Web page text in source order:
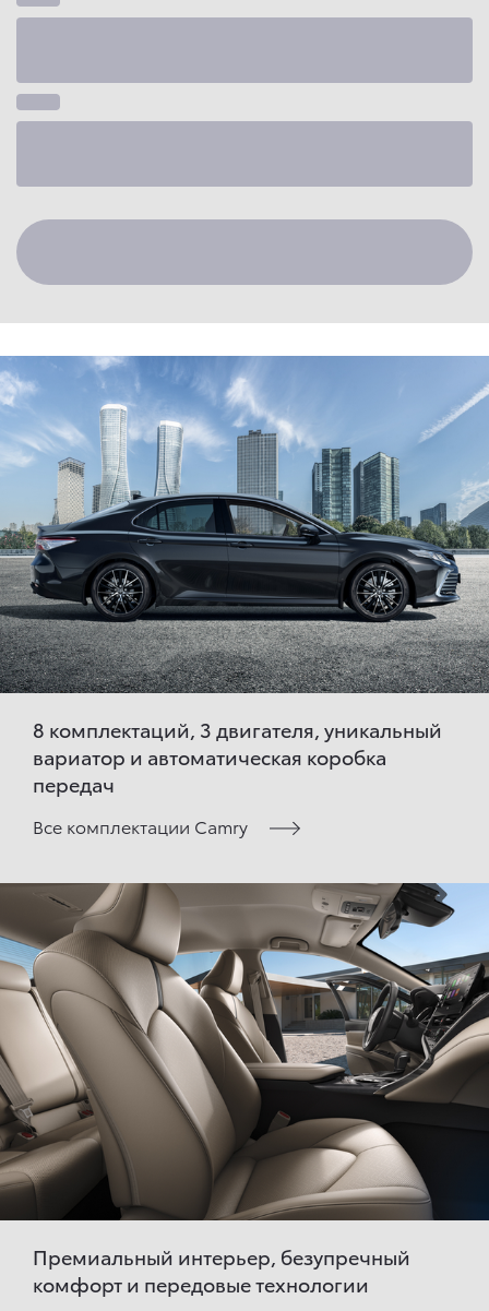
8 комплектаций, 3 двигателя, уникальный
вариатор и автоматическая коробка
передач
Все комплектации Camry
Премиальный интерьер, безупречный
комфорт и передовые технологии